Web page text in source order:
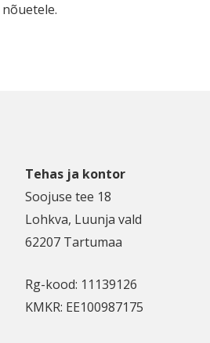
Tehas ja kontor
Soojuse tee 18
Lohkva, Luunja vald
62207 Tartumaa
Rg-kood: 11139126
KMKR: EE100987175